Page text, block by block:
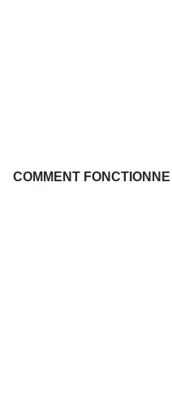
COMMENT